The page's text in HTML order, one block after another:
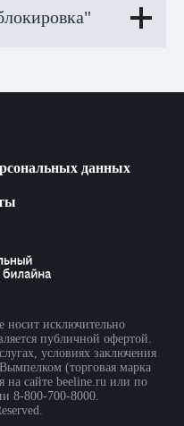
данных
носит исключительно
публичной офертой.
условиях заключения
(торговая марка
на сайте beeline.ru или по
8-800-700-8000.